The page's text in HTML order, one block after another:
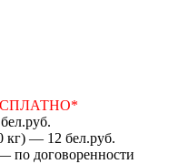
кг) — 12 бел.руб.
по договоренности